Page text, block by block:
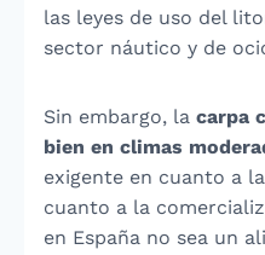
las leyes de uso del
sector náutico y de
Sin embargo, la carpa
bien en climas
exigente en cuanto a
cuanto a la
en España no sea un